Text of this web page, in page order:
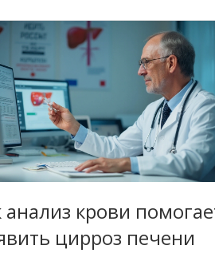
все возможные
зрения. Читатели
правильного питания,
проверок у врача и
для глаз. Статья станет
руководством для тех, кто
сохранить ясность зрения на
годы.
анализ крови
цирроз печени